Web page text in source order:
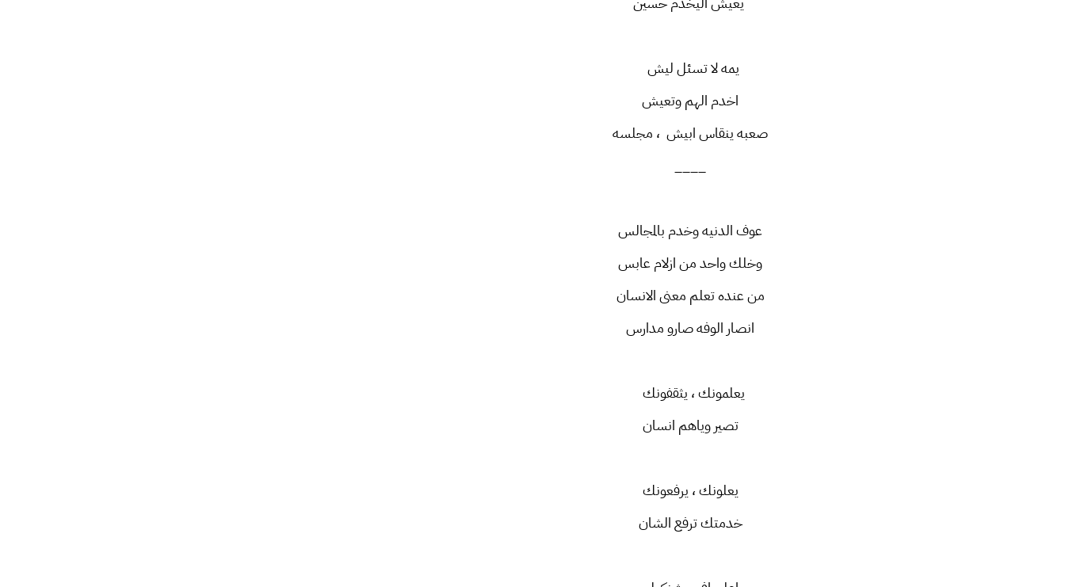
يمه لا تسئل ليش
اخدم الهم وتعيش
صعبه ينقاس ابيش ، مجلسه
عوف الدنيه وخدم بالمجالس
وخلك واحد من ازلام عابس
من عنده تعلم معنى الانسان
انصار الوفه صارو مدارس
يعلمونك ، يثقفونك
تصير وياهم انسان
يعلونك ، يرفعونك
خدمتك ترفع الشان